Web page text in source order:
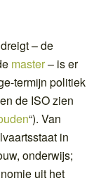
– de
master– is er
termijn politiek
de ISO zien
“). Van
in
onderwijs;
uit het